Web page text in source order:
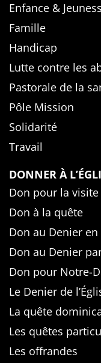
Enfance &
Famille
Handicap
Lutte contre les
Pastorale de la
Pôle Mission
Solidarité
Travail
DONNER À
Don pour la visite
Don à la quête
Don au Denier
Don au Denier
Don pour Notre-
Le Denier de
La quête
Les quêtes
Les offrandes